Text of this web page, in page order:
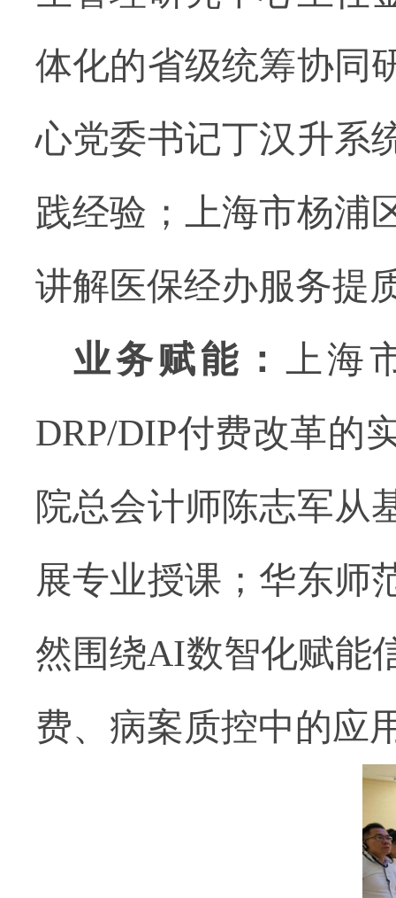
体化的省级统筹协同
心党委书记丁汉升系
践经验；上海市杨浦
讲解医保经办服务提
业务赋能：
上
DRP/DIP付费改革的
院总会计师陈志军从
展专业授课；华东师
然围绕AI数智化赋能
费、病案质控中的应